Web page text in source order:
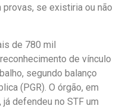
provas, se existiria ou não
de 780 mil
de vínculo
segundo balanço
(PGR). O órgão, em
defendeu no STF um